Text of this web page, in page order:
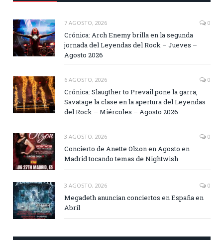
7 AGOSTO, 2026 0
Crónica: Arch Enemy brilla en la segunda
jornada del Leyendas del Rock – Jueves –
Agosto 2026
6 AGOSTO, 2026 0
Crónica: Slaugther to Prevail pone la garra,
Savatage la clase en la apertura del Leyendas
del Rock – Miércoles – Agosto 2026
3 AGOSTO, 2026 0
Concierto de Anette Olzon en Agosto en
Madrid tocando temas de Nightwish
3 AGOSTO, 2026 0
Megadeth anuncian conciertos en España en
Abril